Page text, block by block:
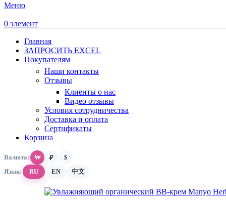
Меню
0 элемент
Главная
ЗАПРОСИТЬ EXCEL
Покупателям
Наши контакты
Отзывы
Клиенты о нас
Видео отзывы
Условия сотрудничества
Доставка и оплата
Сертификаты
Корзина
Валюта: ₩ ₽
$
Язык:
RU EN 中文